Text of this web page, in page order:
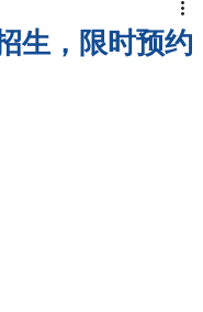
生，限时预约